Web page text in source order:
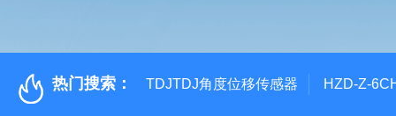
热门搜索： TDJTDJ角度位移传感器 HZD-Z-